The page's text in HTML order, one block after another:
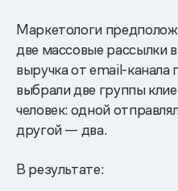
Маркетологи
две массовые рассылки
выручка от email-канала
выбрали две группы
человек: одной
другой — два.
В результате: